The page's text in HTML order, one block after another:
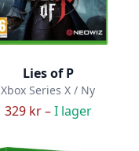
Lies of P
Xbox Series X / Ny
329 kr –I lager